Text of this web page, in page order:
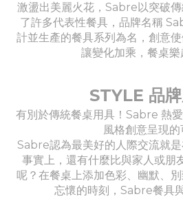
激盪出美麗火花，Sabre以突破
了許多代表性餐具，品牌名稱
計並生產的餐具系列為名，創意
讓變化加乘，餐桌樂
STYLE 品
有別於傳統餐桌用具！Sabre 熱
風格創意呈現的
Sabre認為最美好的人際交流就是
事實上，還有什麼比與家人或朋
呢？在餐桌上添加色彩、幽默、
忘懷的時刻，Sabre餐具